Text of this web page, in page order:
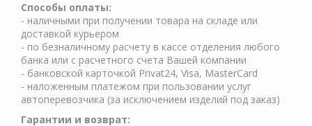
Способы оплаты:
- наличными при получении товара на складе или
доставкой курьером
- по безналичному расчету в кассе отделения любого
банка или с расчетного счета Вашей компании
- банковской карточкой Privat24, Visa, MasterCard
- наложенным платежом при пользовании услуг
автоперевозчика (за исключением изделий под заказ)
Гарантии и возврат: